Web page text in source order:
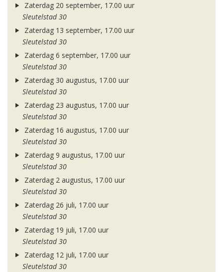
Zaterdag 20 september, 17.00 uur
Sleutelstad 30
Zaterdag 13 september, 17.00 uur
Sleutelstad 30
Zaterdag 6 september, 17.00 uur
Sleutelstad 30
Zaterdag 30 augustus, 17.00 uur
Sleutelstad 30
Zaterdag 23 augustus, 17.00 uur
Sleutelstad 30
Zaterdag 16 augustus, 17.00 uur
Sleutelstad 30
Zaterdag 9 augustus, 17.00 uur
Sleutelstad 30
Zaterdag 2 augustus, 17.00 uur
Sleutelstad 30
Zaterdag 26 juli, 17.00 uur
Sleutelstad 30
Zaterdag 19 juli, 17.00 uur
Sleutelstad 30
Zaterdag 12 juli, 17.00 uur
Sleutelstad 30